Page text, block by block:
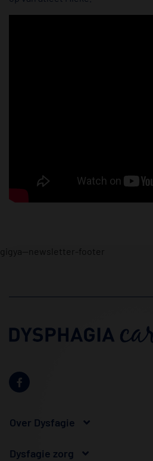
gigya--newsletter-footer
Over Dysfagie
Dysfagie zorg